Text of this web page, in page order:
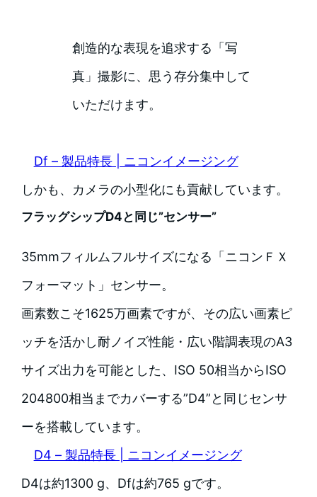
創造的な表現を追求する「写
真」撮影に、思う存分集中して
いただけます。
Df – 製品特長 | ニコンイメージング
しかも、カメラの小型化にも貢献しています。
フラッグシップD4と同じ”センサー”
35mmフィルムフルサイズになる「ニコンＦＸ
フォーマット」センサー。
画素数こそ1625万画素ですが、その広い画素ピ
ッチを活かし耐ノイズ性能・広い階調表現のA3
サイズ出力を可能とした、ISO 50相当からISO
204800相当までカバーする”D4”と同じセンサ
ーを搭載しています。
D4 – 製品特長 | ニコンイメージング
D4は約1300 g、Dfは約765 gです。